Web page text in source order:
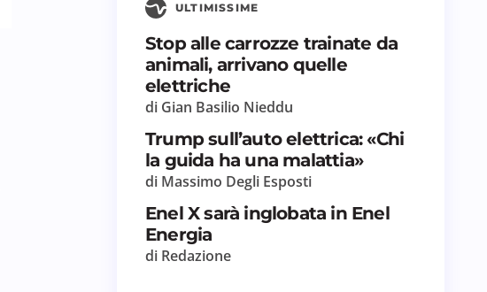
ULTIMISSIME
Stop alle carrozze trainate da
animali, arrivano quelle
elettriche
di Gian Basilio Nieddu
Trump sull’auto elettrica: «Chi
la guida ha una malattia»
di Massimo Degli Esposti
Enel X sarà inglobata in Enel
Energia
di Redazione